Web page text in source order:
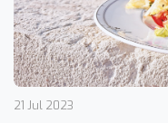
21 Jul 2023